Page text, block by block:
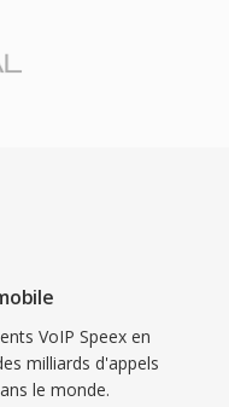
VoIP Speex en
milliards d'appels
le monde.